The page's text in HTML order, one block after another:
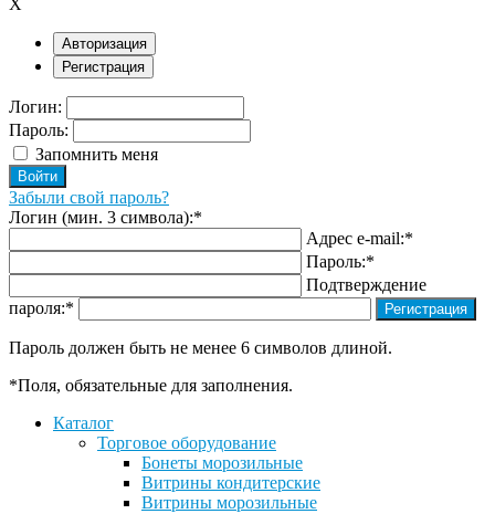
X
Авторизация
Регистрация
Логин:
Пароль:
Запомнить меня
Забыли свой пароль?
Логин (мин. 3 символа):*
Адрес e-mail:*
Пароль:*
Подтверждение
пароля:*
Пароль должен быть не менее 6 символов длиной.
*Поля, обязательные для заполнения.
Каталог
Торговое оборудование
Бонеты морозильные
Витрины кондитерские
Витрины морозильные